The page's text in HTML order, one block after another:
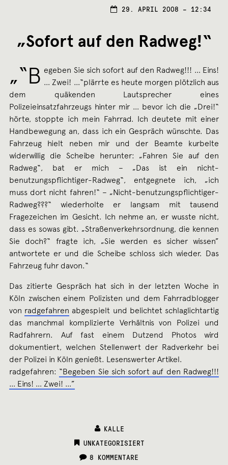
29. APRIL 2008 – 12:34
„Sofort auf den Radweg!“
„“B egeben Sie sich sofort auf den Radweg!!! … Eins!
… Zwei! …“plärrte es heute morgen plötzlich aus
dem quäkenden Lautsprecher eines
Polizeieinsatzfahrzeugs hinter mir … bevor ich die „Drei!“
hörte, stoppte ich mein Fahrrad. Ich deutete mit einer
Handbewegung an, dass ich ein Gespräch wünschte. Das
Fahrzeug hielt neben mir und der Beamte kurbelte
widerwillig die Scheibe herunter: „Fahren Sie auf den
Radweg“, bat er mich – „Das ist ein nicht-
benutzungspflichtiger-Radweg“, entgegnete ich, „ich
muss dort nicht fahren!“ – „Nicht-benutzungspflichtiger-
Radweg???“ wiederholte er langsam mit tausend
Fragezeichen im Gesicht. Ich nehme an, er wusste nicht,
dass es sowas gibt. „Straßenverkehrsordnung, die kennen
Sie doch?“ fragte ich, „Sie werden es sicher wissen”
antwortete er und die Scheibe schloss sich wieder. Das
Fahrzeug fuhr davon.“
Das zitierte Gespräch hat sich in der letzten Woche in
Köln zwischen einem Polizisten und dem Fahrradblogger
von radgefahren abgespielt und belichtet schlaglichtartig
das manchmal komplizierte Verhältnis von Polizei und
Radfahrern. Auf fast einem Dutzend Photos wird
dokumentiert, welchen Stellenwert der Radverkehr bei
der Polizei in Köln genießt. Lesenswerter Artikel.
radgefahren: “Begeben Sie sich sofort auf den Radweg!!!
… Eins! … Zwei! …”
KALLE
CATEGORIES:
UNKATEGORISIERT
8 KOMMENTARE